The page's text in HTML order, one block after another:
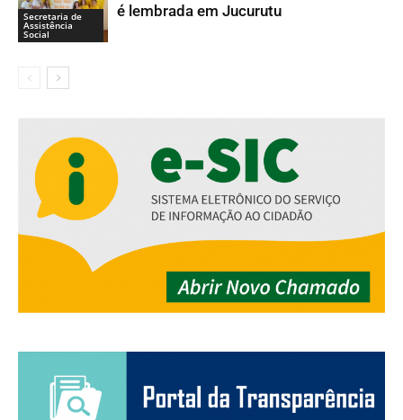
Secretaria de
Assistência
Social
é lembrada em Jucurutu